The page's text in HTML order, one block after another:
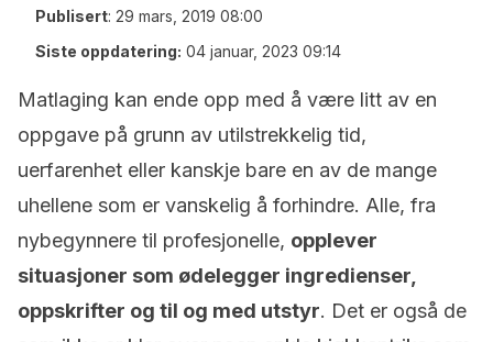
Publisert: 29 mars, 2019 08:00
Siste oppdatering: 04 januar, 2023 09:14
Matlaging kan ende opp med å være litt av en
oppgave på grunn av utilstrekkelig tid,
uerfarenhet eller kanskje bare en av de mange
uhellene som er vanskelig å forhindre. Alle, fra
nybegynnere til profesjonelle, opplever
situasjoner som ødelegger ingredienser,
oppskrifter og til og med utstyr. Det er også de